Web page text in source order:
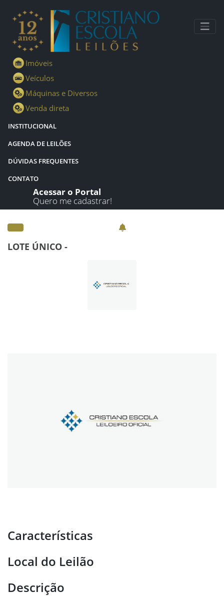
Imóveis
Veículos
Máquinas e Diversos
Venda direta
INSTITUCIONAL
AGENDA DE LEILÕES
DÚVIDAS FREQUENTES
CONTATO
Acessar o Portal
Quero me cadastrar!
LOTE ÚNICO -
Características
Local do Leilão
Descrição